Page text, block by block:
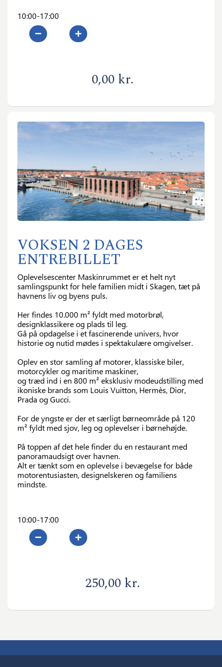
10:00-17:00
0,00 kr.
VOKSEN 2 DAGES
ENTREBILLET
Oplevelsescenter Maskinrummet er et helt nyt
samlingspunkt for hele familien midt i Skagen, tæt på
havnens liv og byens puls.
Her findes 10.000 m² fyldt med motorbrøl,
designklassikere og plads til leg.
Gå på opdagelse i et fascinerende univers, hvor
historie og nutid mødes i spektakulære omgivelser.
Oplev en stor samling af motorer, klassiske biler,
motorcykler og maritime maskiner,
og træd ind i en 800 m² eksklusiv modeudstilling med
ikoniske brands som Louis Vuitton, Hermès, Dior,
Prada og Gucci.
For de yngste er der et særligt børneområde på 120
m² fyldt med sjov, leg og oplevelser i børnehøjde.
På toppen af det hele finder du en restaurant med
panoramaudsigt over havnen.
Alt er tænkt som en oplevelse i bevægelse for både
motorentusiasten, designelskeren og familiens
mindste.
10:00-17:00
250,00 kr.